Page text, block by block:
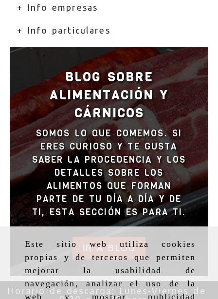
Este sitio web utiliza cookies
propias y de terceros que permiten
mejorar la usabilidad de
navegación, analizar el uso de la
web y mostrar publicidad
+ Info empresas
+ Info particulares
BLOG SOBRE
ALIMENTACIÓN Y
CÁRNICOS
SOMOS LO QUE COMEMOS. SI
ERES CURIOSO Y TE GUSTA
SABER LA PROCEDENCIA Y LOS
DETALLES SOBRE LOS
ALIMENTOS QUE FORMAN
PARTE DE TU DÍA A DÍA Y DE
TI, ESTA SECCIÓN ES PARA TI.
IR A BLOG
Horario de descarga: Lunes-Viernes de